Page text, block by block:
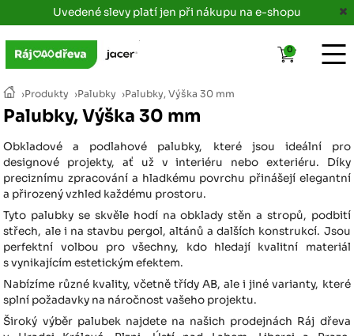
Uvedené slevy platí jen při nákupu na e-shopu
›Produkty ›Palubky ›Palubky, Výška 30 mm
Palubky, Výška 30 mm
Obkladové a podlahové palubky, které jsou ideální pro
designové projekty, ať už v interiéru nebo exteriéru. Díky
preciznímu zpracování a hladkému povrchu přinášejí elegantní
a přirozený vzhled každému prostoru.
Tyto palubky se skvěle hodí na obklady stěn a stropů, podbití
střech, ale i na stavbu pergol, altánů a dalších konstrukcí. Jsou
perfektní volbou pro všechny, kdo hledají kvalitní materiál
s vynikajícím estetickým efektem.
Nabízíme různé kvality, včetně třídy AB, ale i jiné varianty, které
splní požadavky na náročnost vašeho projektu.
Široký výběr palubek najdete na našich prodejnách Ráj dřeva
0